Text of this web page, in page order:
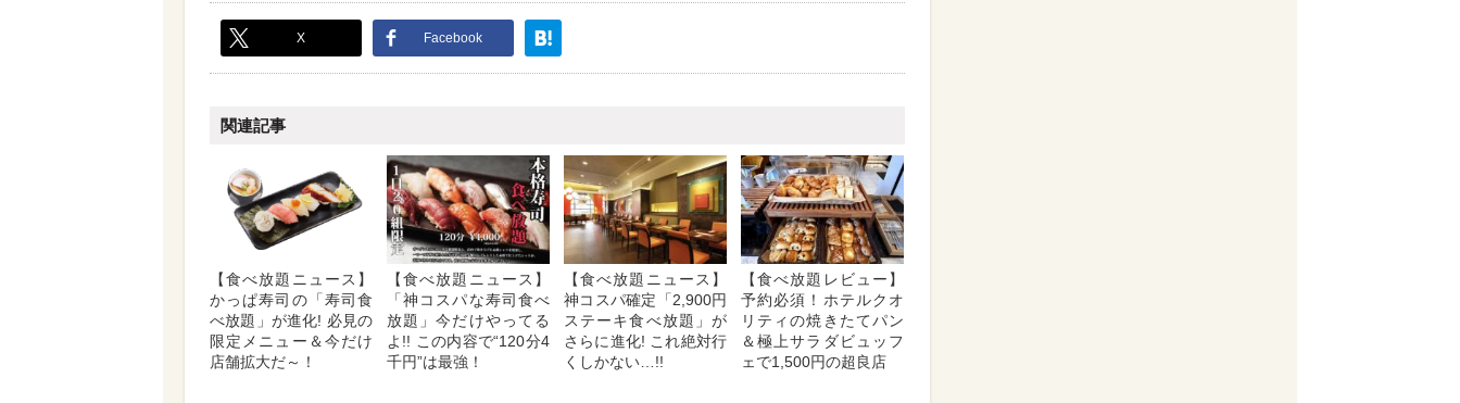
X Facebook
関連記事
【食べ放題ニュース】
かっぱ寿司の「寿司食
べ放題」が進化! 必見の
限定メニュー＆今だけ
店舗拡大だ～！
【食べ放題ニュース】
「神コスパな寿司食べ
放題」今だけやってる
よ!! この内容で“120分4
千円”は最強！
【食べ放題ニュース】
神コスパ確定「2,900円
ステーキ食べ放題」が
さらに進化! これ絶対行
くしかない…!!
【食べ放題レビュー】
予約必須！ホテルクオ
リティの焼きたてパン
＆極上サラダビュッフ
ェで1,500円の超良店